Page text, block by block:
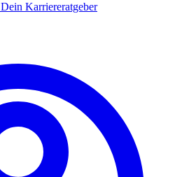
Dein Karriereratgeber